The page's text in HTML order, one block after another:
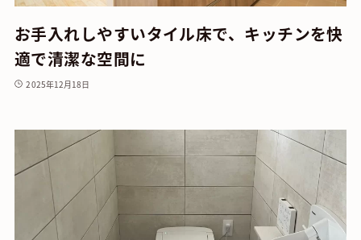
お手入れしやすいタイル床で、キッチンを快
適で清潔な空間に
2025年12月18日